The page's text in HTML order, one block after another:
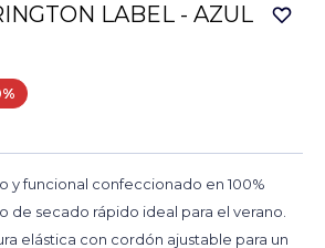
LABEL - AZUL
y funcional confeccionado en 100%
de secado rápido ideal para el verano.
elástica con cordón ajustable para un